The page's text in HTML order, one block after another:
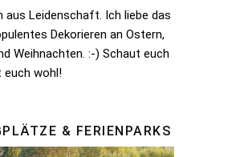
aus Leidenschaft. Ich liebe das
Dekorieren an Ostern,
Weihnachten. :-) Schaut euch
euch wohl!
& FERIENPARKS